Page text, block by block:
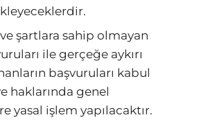
şartlara sahip olmayan
ile gerçeğe aykırı
başvuruları kabul
haklarında genel
yasal işlem yapılacaktır.